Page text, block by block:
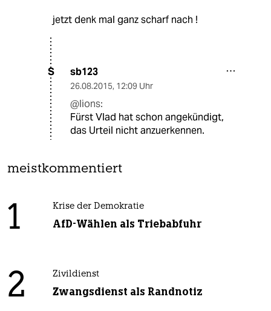
jetzt denk mal ganz scharf nach !
S sb123
26.08.2015, 12:09 Uhr
@lions:
Fürst Vlad hat schon angekündigt,
das Urteil nicht anzuerkennen.
meistkommentiert
1 Krise der Demokratie
AfD-Wählen als Triebabfuhr
2 Zivildienst
Zwangsdienst als Randnotiz